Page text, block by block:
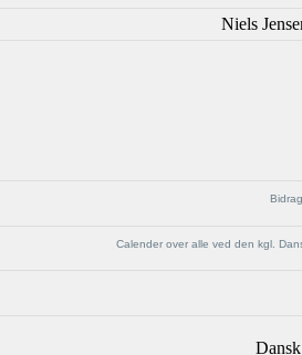
Niels
Calender over alle ved den kgl.